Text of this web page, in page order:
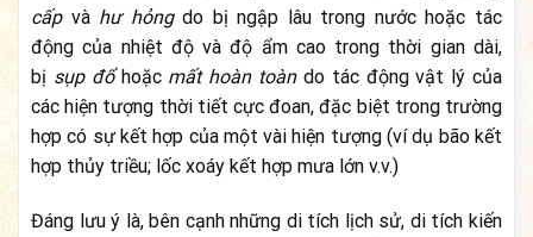
cấpvà hư hỏngdo bị ngập lâu trong nước hoặc tác
động của nhiệt độ và độ ẩm cao trong thời gian dài,
bị sụp đổhoặc mất hoàn toàndo tác động vật lý của
các hiện tượng thời tiết cực đoan, đặc biệt trong trường
hợp có sự kết hợp của một vài hiện tượng (ví dụ bão kết
hợp thủy triều; lốc xoáy kết hợp mưa lớn v.v.)
Đáng lưu ý là, bên cạnh những di tích lịch sử, di tích kiến